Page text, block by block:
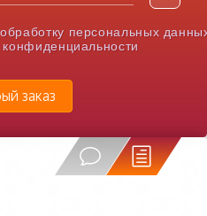
обработку персональных
конфиденциальности
заказ